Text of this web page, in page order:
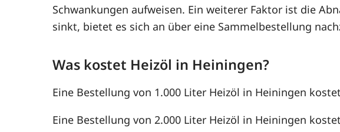
Schwankungen aufweisen. Ein weiterer Faktor ist die
sinkt, bietet es sich an über eine Sammelbestellung
Was kostet Heizöl in Heiningen?
Eine Bestellung von 1.000 Liter Heizöl in Heiningen
Eine Bestellung von 2.000 Liter Heizöl in Heiningen